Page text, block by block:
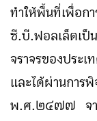
ทำให้พื้นที่เพื่อก
ซี.บี.ฟอลเล็ตเป็
จราจรของประ
และได้ผ่านการ
พ.ศ.๒๔๗๗ จาก